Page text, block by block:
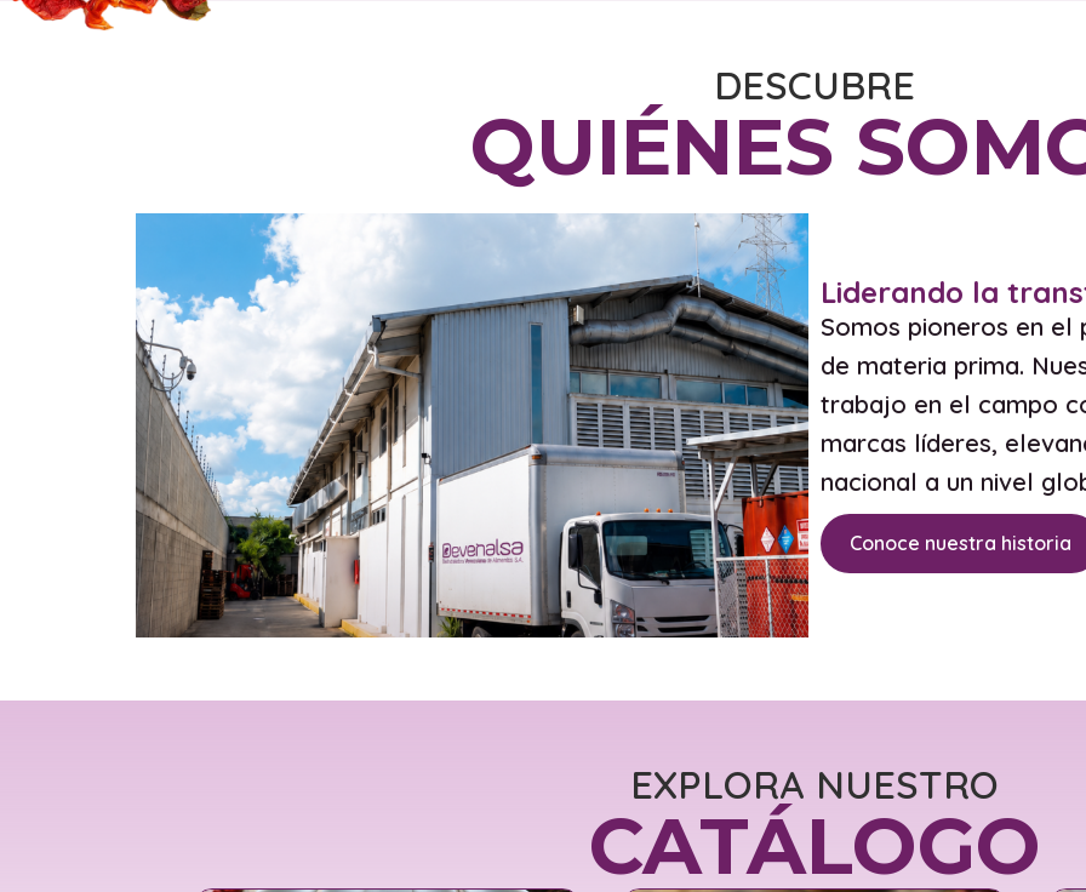
DESCUBRE
QUIÉNES
Liderando la
Somos pioneros en
de materia prima.
trabajo en el campo
marcas líderes,
nacional a un nivel
Conoce nuestra historia
EXPLORA NUESTRO
CATÁLOGO